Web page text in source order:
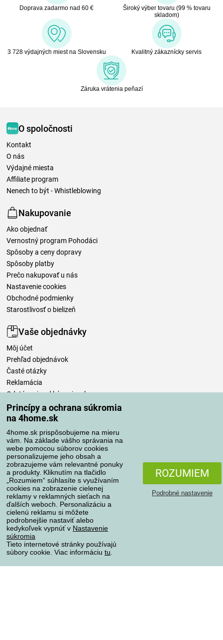
Princípy a ochrana súkromia
na 4home.sk
4home.sk prispôsobujeme na mieru
vám. Na základe vášho správania na
webe pomocou súborov cookies
personalizujeme jeho obsah a
zobrazujeme vám relevantné ponuky
a produkty. Kliknutím na tlačidlo
„Rozumiem“ súhlasíte s využívaním
cookies na zobrazenie cielenej
reklamy v reklamných sieťach na
ďalších weboch. Personalizáciu a
cielenú reklamu si môžete
podrobnejšie nastaviť alebo
kedykoľvek vypnúť v Nastavenie
súkromia
Tieto internetové stránky používajú
súbory cookie. Viac informáciu tu
ROZUMIEM
Podrobné nastavenie
Doprava zadarmo nad 60 €
Široký výber tovaru (99 % tovaru
skladom)
3 728 výdajných miest na Slovensku Kvalitný zákaznícky servis
Záruka vrátenia peňazí
O spoločnosti
Kontakt
O nás
Výdajné miesta
Affiliate program
Nenech to být - Whistleblowing
Nakupovanie
Ako objednať
Vernostný program Pohodáci
Spôsoby a ceny dopravy
Spôsoby platby
Prečo nakupovať u nás
Nastavenie cookies
Obchodné podmienky
Starostlivosť o bielizeň
Vaše objednávky
Môj účet
Prehľad objednávok
Časté otázky
Reklamácia
Odstúpenie od kúpnej zmluvy
Pravidlá spracovania recenzií
Spôsoby dopravy
Spôsoby platby
Spoľahlivý obchod